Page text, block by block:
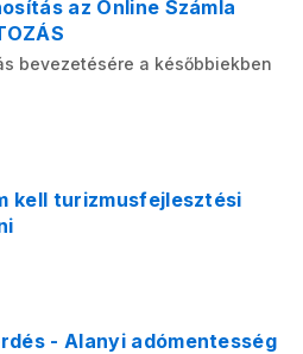
az Online Számla
bevezetésére a későbbiekben
kell turizmusfejlesztési
- Alanyi adómentesség